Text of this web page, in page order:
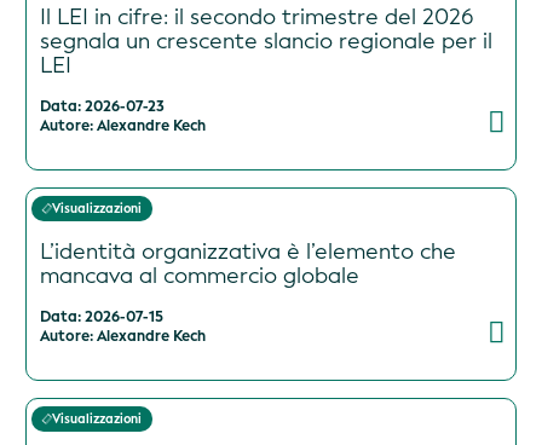
Il LEI in cifre: il secondo trimestre del 2026
segnala un crescente slancio regionale per il
LEI
Data: 2026-07-23
Autore: Alexandre Kech
Visualizzazioni
L’identità organizzativa è l’elemento che
mancava al commercio globale
Data: 2026-07-15
Autore: Alexandre Kech
Visualizzazioni